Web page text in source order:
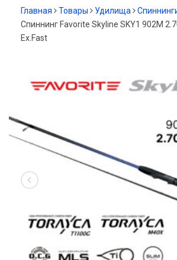
Главная Товары Удилища
Спиннинг Favorite Skyline SKY1 902M
Ex.Fast